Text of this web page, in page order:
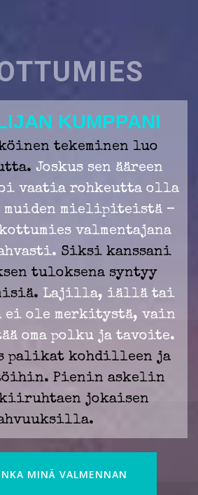
KUMPPANI
tekeminen luo
Joskus sen ääreen
vaatia rohkeutta olla
mielipiteistä –
valmentajana
Siksi kanssani
tuloksena syntyy
Lajilla, iällä tai
ole merkitystä, vain
oma polku ja tavoite.
palikat kohdilleen ja
Pienin askelin
jokaisen
MINÄ VALMENNAN